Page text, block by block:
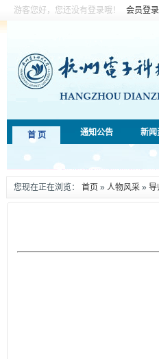
游客您好，您还没有登录哦！ 会员登录
首 页 通知公告 新闻
您现在正在浏览： 首页 » 人物风采 » 导